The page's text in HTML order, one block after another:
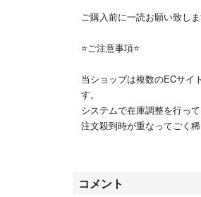
ご購入前に一読お願い致し
⭐ご注意事項⭐
当ショップは複数のECサイ
す。
システムで在庫調整を行って
注文殺到時が重なってごく
なる場合がございます。
コメント